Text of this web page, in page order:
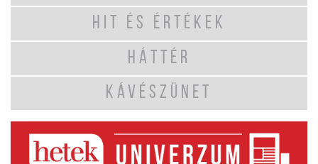
HIT ÉS ÉRTÉKEK
HÁTTÉR
KÁVÉSZÜNET